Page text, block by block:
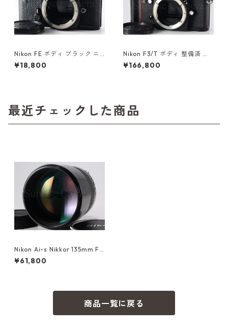
Nikon FE ボディ ブラック ニ
コン（61416）
¥18,800
Nikon F3/T ボディ 整備済 ニ
コン (61056)
¥166,800
最近チェックした商品
Nikon Ai-s Nikkor 135mm F2
ニコン（60710）
¥61,800
商品一覧に戻る